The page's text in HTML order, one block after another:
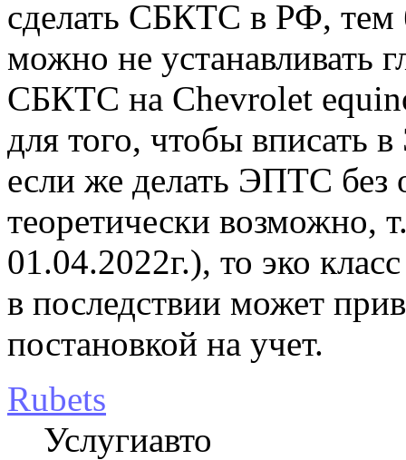
сделать СБКТС в РФ, тем
можно не устанавливать
СБКТС на Chevrolet
для того, чтобы вписать
если же делать ЭПТС
теоретически возможно,
01.04.2022г.), то эко
в последствии может
постановкой на учет.
Rubets
Услугиавто